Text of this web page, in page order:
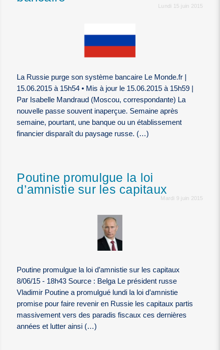
Lundi 15 juin 2015
La Russie purge son système bancaire Le Monde.fr |
15.06.2015 à 15h54 • Mis à jour le 15.06.2015 à 15h59 |
Par Isabelle Mandraud (Moscou, correspondante) La
nouvelle passe souvent inaperçue. Semaine après
semaine, pourtant, une banque ou un établissement
financier disparaît du paysage russe. (…)
Poutine promulgue la loi
d’amnistie sur les capitaux
Mardi 9 juin 2015
Poutine promulgue la loi d’amnistie sur les capitaux
8/06/15 - 18h43 Source : Belga Le président russe
Vladimir Poutine a promulgué lundi la loi d’amnistie
promise pour faire revenir en Russie les capitaux partis
massivement vers des paradis fiscaux ces dernières
années et lutter ainsi (…)